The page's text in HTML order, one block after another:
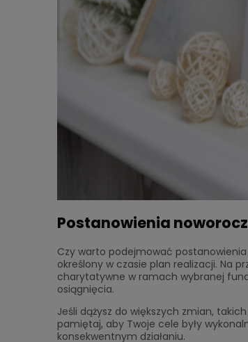
Postanowienia
Czy warto podejmować
określony w czasie plan realizacji. Na
charytatywne w ramach wybranej
osiągnięcia.
Jeśli dążysz do większych zmian,
pamiętaj, aby Twoje cele były
konsekwentnym działaniu.